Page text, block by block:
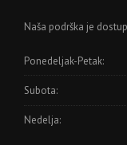
Naša podrška je
Ponedeljak-Petak:
Subota:
Nedelja: